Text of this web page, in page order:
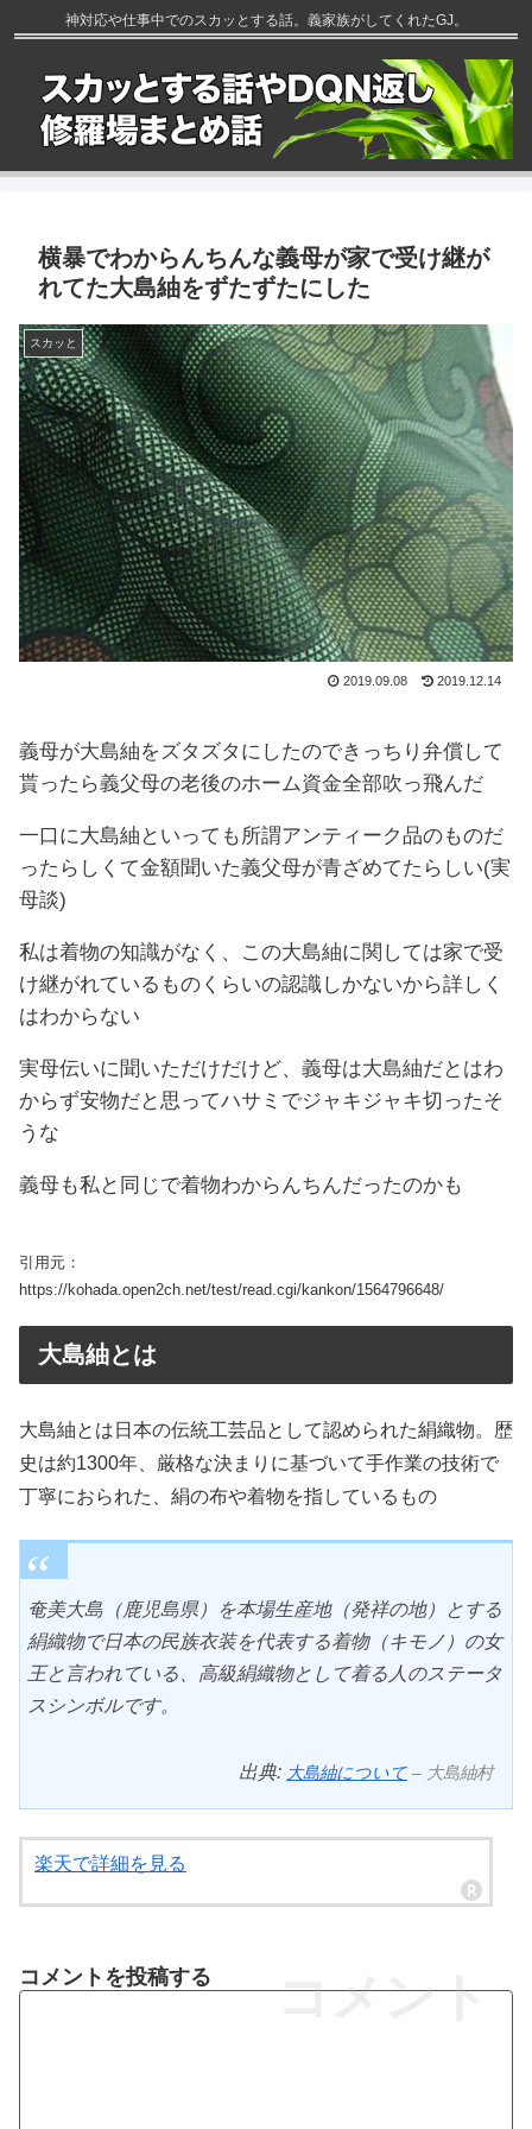
神対応や仕事中でのスカッとする話。義家族がしてくれたGJ。
横暴でわからんちんな義母が家で受け継が
れてた大島紬をずたずたにした
スカッと
2019.09.08 2019.12.14
義母が大島紬をズタズタにしたのできっちり弁償して
貰ったら義父母の老後のホーム資金全部吹っ飛んだ
一口に大島紬といっても所謂アンティーク品のものだ
ったらしくて金額聞いた義父母が青ざめてたらしい(実
母談)
私は着物の知識がなく、この大島紬に関しては家で受
け継がれているものくらいの認識しかないから詳しく
はわからない
実母伝いに聞いただけだけど、義母は大島紬だとはわ
からず安物だと思ってハサミでジャキジャキ切ったそ
うな
義母も私と同じで着物わからんちんだったのかも
引用元：
https://kohada.open2ch.net/test/read.cgi/kankon/1564796648/
大島紬とは
大島紬とは日本の伝統工芸品として認められた絹織物。歴
史は約1300年、厳格な決まりに基づいて手作業の技術で
丁寧におられた、絹の布や着物を指しているもの
奄美大島（鹿児島県）を本場生産地（発祥の地）とする
絹織物で日本の民族衣装を代表する着物（キモノ）の女
王と言われている、高級絹織物として着る人のステータ
スシンボルです。
出典: 大島紬について – 大島紬村
楽天で詳細を見る
コメント
コメントを投稿する